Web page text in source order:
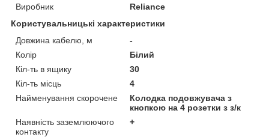
Виробник
Reliance
Користувальницькі характеристики
Довжина кабелю, м
-
Колір
Білий
Кіл-ть в ящику
30
Кіл-ть місць
4
Найменування скорочене
Колодка подовжувача з
кнопкою на 4 розетки з з/к
Наявність заземлюючого
контакту
+